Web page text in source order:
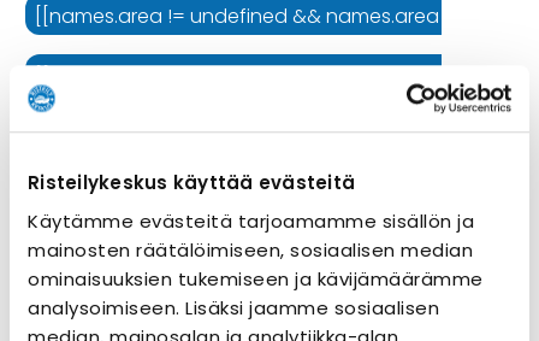
Risteilykeskus käyttää evästeitä
Käytämme evästeitä tarjoamamme sisällön ja
mainosten räätälöimiseen, sosiaalisen median
ominaisuuksien tukemiseen ja kävijämäärämme
analysoimiseen. Lisäksi jaamme sosiaalisen
[[names.area != undefined && names.area != '' ?
[[names.cruiseline != undefined && names.cruiseline
[[names.ship != undefined && names.ship != '' ?
Risteilyn kesto